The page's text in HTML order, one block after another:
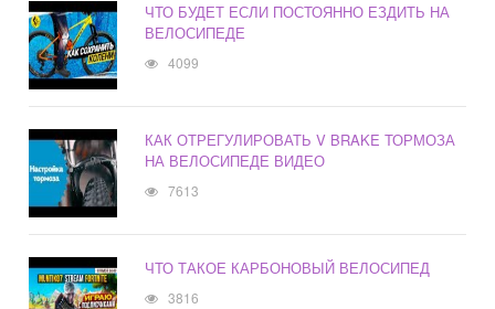
ЧТО БУДЕТ ЕСЛИ ПОСТОЯННО ЕЗДИТЬ НА
ВЕЛОСИПЕДЕ
4099
КАК ОТРЕГУЛИРОВАТЬ V BRAKE ТОРМОЗА
НА ВЕЛОСИПЕДЕ ВИДЕО
7613
ЧТО ТАКОЕ КАРБОНОВЫЙ ВЕЛОСИПЕД
3816